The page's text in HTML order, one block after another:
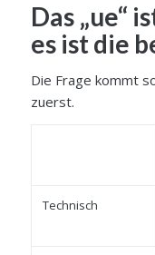
Das „ue“
es ist die
Die Frage kommt
zuerst.
Technisch